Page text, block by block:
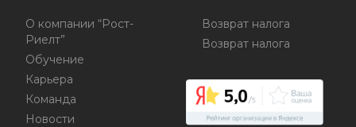
О компании “Рост-
Риелт”
Обучение
Карьера
Команда
Новости
Возврат налога
Возврат налога